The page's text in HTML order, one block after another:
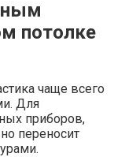
потолке
чаще всего
Для
приборов,
переносит